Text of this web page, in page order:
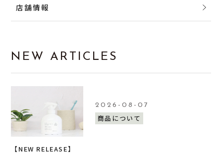
店舗情報
NEW ARTICLES
2026-08-07
商品について
【NEW RELEASE】